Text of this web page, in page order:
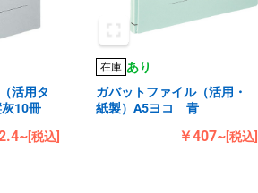
活用タ
10冊
[税込]
在庫 あり
ガバットファイル（活用・
紙製）A5ヨコ 青
￥407~[税込]